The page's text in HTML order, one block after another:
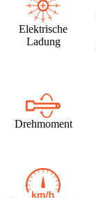
Elektrische
Ladung
Drehmoment